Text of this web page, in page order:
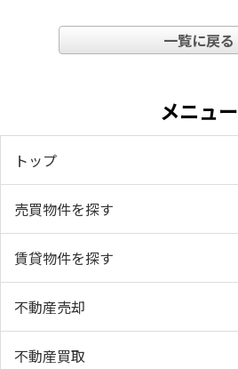
一覧に戻る
メニュー
トップ
売買物件を探す
賃貸物件を探す
不動産売却
不動産買取